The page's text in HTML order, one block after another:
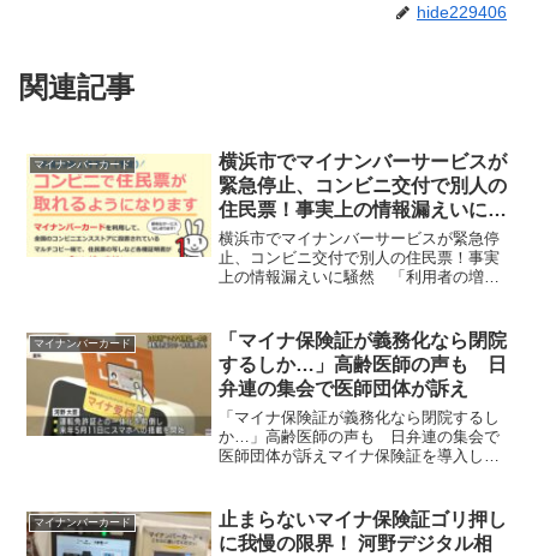
hide229406
関連記事
マイナンバーカード
横浜市でマイナンバーサービスが
緊急停止、コンビニ交付で別人の
住民票！事実上の情報漏えいに騒
然 「利用者の増加で過剰な負
荷」
横浜市でマイナンバーサービスが緊急停
止、コンビニ交付で別人の住民票！事実
上の情報漏えいに騒然 「利用者の増加
日に横浜市でマイナンバーカードを使っ
てコンビニエンススト...
マイナンバーカード
「マイナ保険証が義務化なら閉院
するしか…」高齢医師の声も 日
弁連の集会で医師団体が訴え
「マイナ保険証が義務化なら閉院するし
か…」高齢医師の声も 日弁連の集会で
医師団体が訴えマイナ保険証を導入しな
ンバーカードと健康保険証を一体化した
「マイナ保険証」義...
マイナンバーカード
止まらないマイナ保険証ゴリ押し
に我慢の限界！ 河野デジタル相